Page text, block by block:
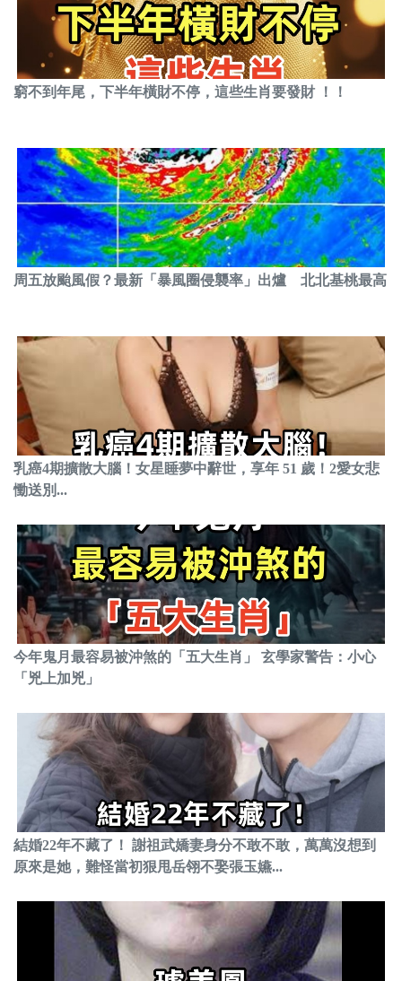
窮不到年尾，下半年橫財不停，這些生肖要發財 ！！
周五放颱風假？最新「暴風圈侵襲率」出爐 北北基桃最高
乳癌4期擴散大腦！女星睡夢中辭世，享年 51 歲！2愛女悲
慟送別...
今年鬼月最容易被沖煞的「五大生肖」 玄學家警告：小心
「兇上加兇」
結婚22年不藏了！ 謝祖武嬌妻身分不敢不敢，萬萬沒想到
原來是她，難怪當初狠甩岳翎不娶張玉嬿...